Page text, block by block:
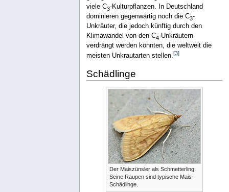
viele C3-Kulturpflanzen. In Deutschland
dominieren gegenwärtig noch die C3-
Unkräuter, die jedoch künftig durch den
Klimawandel von den C4-Unkräutern
verdrängt werden könnten, die weltweit die
meisten Unkrautarten stellen.[3]
Schädlinge
Der Maiszünsler als Schmetterling.
Seine Raupen sind typische Mais-
Schädlinge.